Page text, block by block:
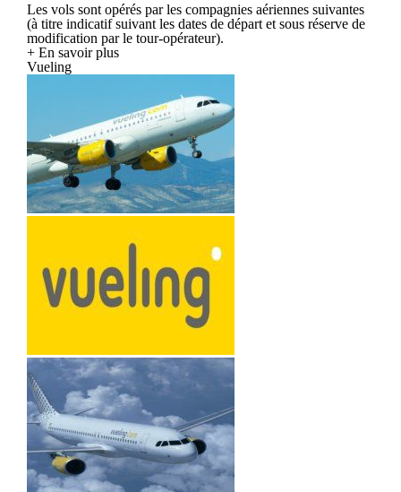
Les vols sont opérés par les compagnies aériennes suivantes
(à titre indicatif suivant les dates de départ et sous réserve de
modification par le tour-opérateur).
+ En savoir plus
Vueling